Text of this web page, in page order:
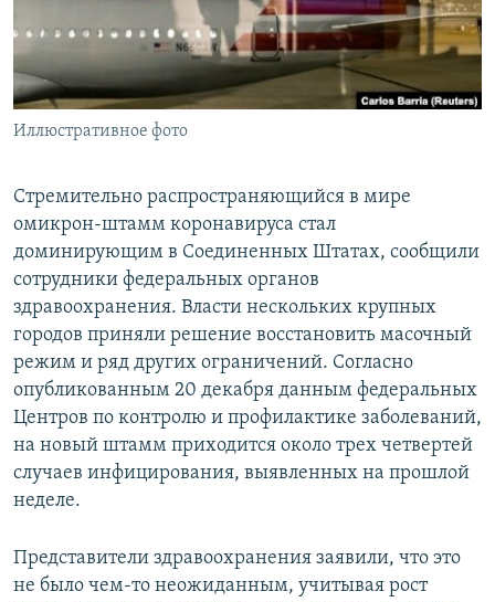
Иллюстративное фото
Стремительно распространяющийся в мире
омикрон-штамм коронавируса стал
доминирующим в Соединенных Штатах, сообщили
сотрудники федеральных органов
здравоохранения. Власти нескольких крупных
городов приняли решение восстановить масочный
режим и ряд других ограничений. Согласно
опубликованным 20 декабря данным федеральных
Центров по контролю и профилактике заболеваний,
на новый штамм приходится около трех четвертей
случаев инфицирования, выявленных на прошлой
неделе.
Представители здравоохранения заявили, что это
не было чем-то неожиданным, учитывая рост